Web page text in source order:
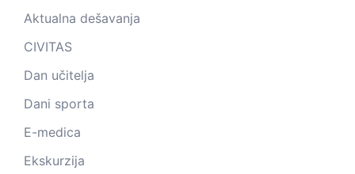
Aktualna dešavanja
CIVITAS
Dan učitelja
Dani sporta
E-medica
Ekskurzija